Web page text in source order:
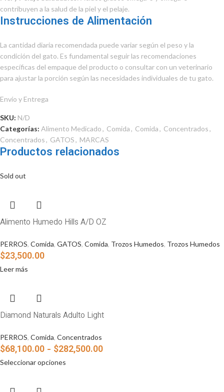
contribuyen a la salud de la piel y el pelaje.
Instrucciones de Alimentación
La cantidad diaria recomendada puede variar según el peso y la
condición del gato. Es fundamental seguir las recomendaciones
específicas del empaque del producto o consultar con un veterinario
para ajustar la porción según las necesidades individuales de tu gato.
Envío y Entrega
SKU: N/D
Categorías: Alimento Medicado, Comida, Comida, Concentrados,
Concentrados, GATOS, MARCAS
Productos relacionados
Sold out
Alimento Humedo Hills A/D OZ
PERROS, Comida, GATOS, Comida, Trozos Humedos, Trozos Humedos
$23,500.00
Leer más
Diamond Naturals Adulto Light
PERROS, Comida, Concentrados
$68,100.00 - $282,500.00
Seleccionar opciones